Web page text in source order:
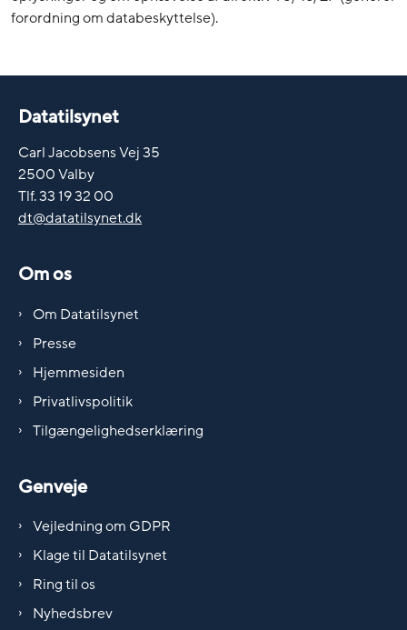
forordning om databeskyttelse).
Datatilsynet
Carl Jacobsens Vej 35
2500 Valby
Tlf. 33 19 32 00
dt@datatilsynet.dk
Om os
Om Datatilsynet
Presse
Hjemmesiden
Privatlivspolitik
Tilgængelighedserklæring
Genveje
Vejledning om GDPR
Klage til Datatilsynet
Ring til os
Nyhedsbrev